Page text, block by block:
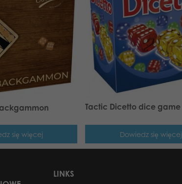
się więcej
Tactic Dicetto dice game
Dowiedz się więcej
LINKS